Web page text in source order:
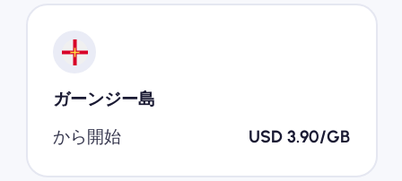
ガーンジー島
から開始
USD 3.90/GB